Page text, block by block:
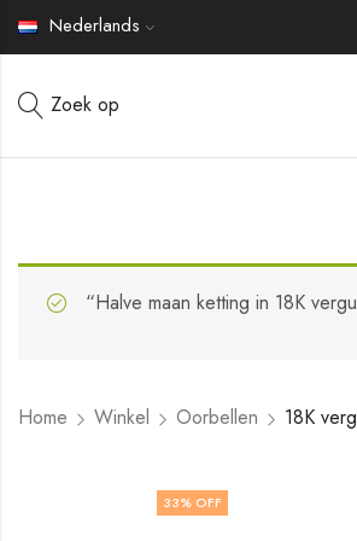
Nederlands
Zoek op
“Halve maan ketting in 18K
Home Winkel Oorbellen
33% OFF